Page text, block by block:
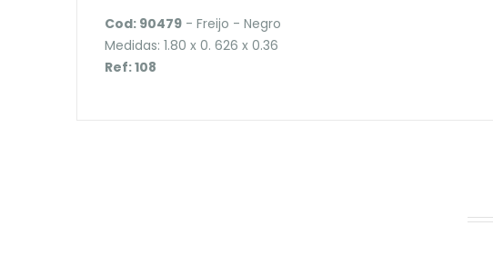
Cod: 90479 - Freijo - Negro
Medidas: 1.80 x 0. 626 x 0.36
Ref: 108